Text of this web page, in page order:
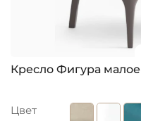
Кресло Фигура малое
Цвет